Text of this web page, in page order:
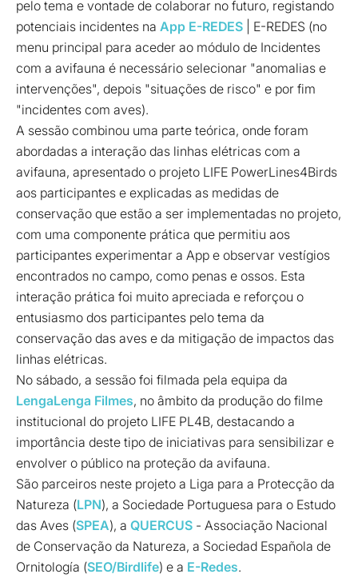
pelo tema e vontade de colaborar no futuro, registando
potenciais incidentes na App E-REDES | E-REDES (no
menu principal para aceder ao módulo de Incidentes
com a avifauna é necessário selecionar "anomalias e
intervenções", depois "situações de risco" e por fim
"incidentes com aves).
A sessão combinou uma parte teórica, onde foram
abordadas a interação das linhas elétricas com a
avifauna, apresentado o projeto LIFE PowerLines4Birds
aos participantes e explicadas as medidas de
conservação que estão a ser implementadas no projeto,
com uma componente prática que permitiu aos
participantes experimentar a App e observar vestígios
encontrados no campo, como penas e ossos. Esta
interação prática foi muito apreciada e reforçou o
entusiasmo dos participantes pelo tema da
conservação das aves e da mitigação de impactos das
linhas elétricas.
No sábado, a sessão foi filmada pela equipa da
LengaLenga Filmes, no âmbito da produção do filme
institucional do projeto LIFE PL4B, destacando a
importância deste tipo de iniciativas para sensibilizar e
envolver o público na proteção da avifauna.
São parceiros neste projeto a Liga para a Protecção da
Natureza (LPN), a Sociedade Portuguesa para o Estudo
das Aves (SPEA), a QUERCUS - Associação Nacional
de Conservação da Natureza, a Sociedad Española de
Ornitología (SEO/Birdlife) e a E-Redes.